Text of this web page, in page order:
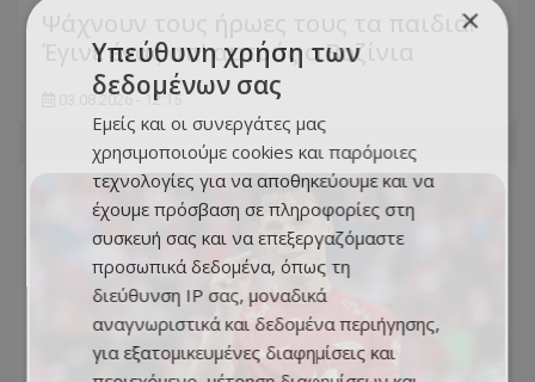
Ψάχνουν τους ήρωες τους τα παιδιά!
Έγινε ένας απ' αυτούς ο Βοζίνια
03.08.2026 - 12:15
×
Υπεύθυνη χρήση των
δεδομένων σας
Εμείς και οι συνεργάτες μας
χρησιμοποιούμε cookies και παρόμοιες
τεχνολογίες για να αποθηκεύουμε και να
έχουμε πρόσβαση σε πληροφορίες στη
συσκευή σας και να επεξεργαζόμαστε
προσωπικά δεδομένα, όπως τη
διεύθυνση IP σας, μοναδικά
αναγνωριστικά και δεδομένα περιήγησης,
για εξατομικευμένες διαφημίσεις και